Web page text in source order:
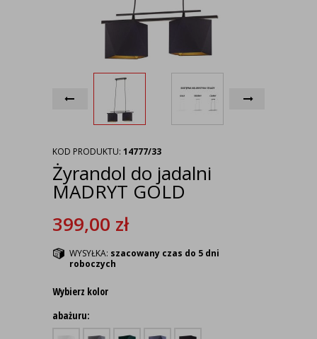
KOD PRODUKTU: 14777/33
Żyrandol do jadalni
MADRYT GOLD
399,00 zł
WYSYŁKA: szacowany czas do 5 dni
roboczych
Wybierz kolor
abażuru: